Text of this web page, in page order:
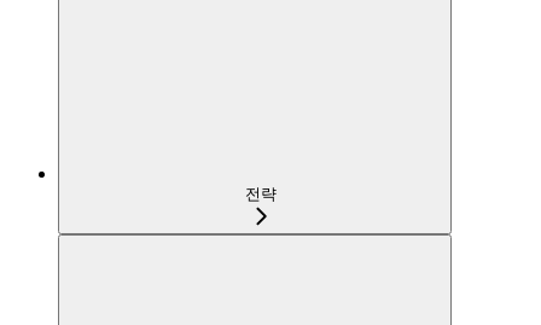
전략